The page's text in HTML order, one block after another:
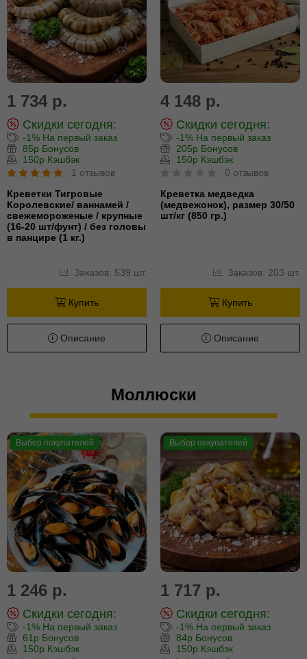
1 734 р.
Скидки сегодня:
-1% На первый заказ
85р Бонусов
150р Кэшбэк
1 отзывов
Креветки Тигровые
Королевские/ ваннамей /
свежемороженые / крупные
(16-20 шт/фунт) / без головы
в панцире (1 кг.)
Заказов: 539 шт.
Купить
Описание
4 148 р.
Скидки сегодня:
-1% На первый заказ
205р Бонусов
150р Кэшбэк
0 отзывов
Креветка медведка
(медвежонок), размер 30/50
шт/кг (850 гр.)
Заказов: 203 шт.
Купить
Описание
Моллюски
Выбор покупателей
1 246 р.
Скидки сегодня:
-1% На первый заказ
61р Бонусов
150р Кэшбэк
Выбор покупателей
1 717 р.
Скидки сегодня:
-1% На первый заказ
84р Бонусов
150р Кэшбэк